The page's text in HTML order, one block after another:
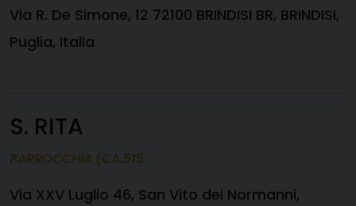
Via R. De Simone, 12 72100 BRINDISI BR, BRINDISI,
Puglia, Italia
S. RITA
PARROCCHIA (CA.515
Via XXV Luglio 46, San Vito dei Normanni,